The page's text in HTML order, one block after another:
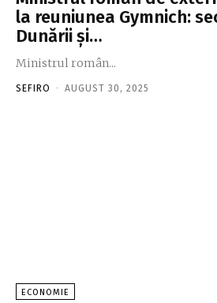
la reuniunea Gymnich:
Dunării şi…
Ministrul român...
SEFIRO - AUGUST 30, 2025
ECONOMIE